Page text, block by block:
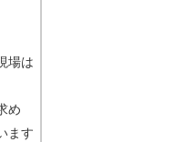
場は
め
ます